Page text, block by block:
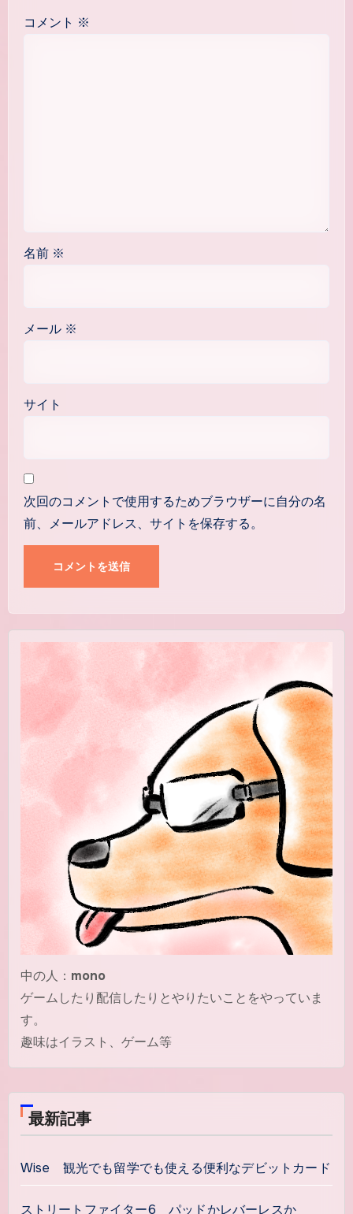
コメント ※
名前 ※
メール ※
サイト
次回のコメントで使用するためブラウザーに自分の名
前、メールアドレス、サイトを保存する。
中の人： mono
ゲームしたり配信したりとやりたいことをやっていま
す。
趣味はイラスト、ゲーム等
最新記事
Wise 観光でも留学でも使える便利なデビットカード
ストリートファイター6 パッドかレバーレスか